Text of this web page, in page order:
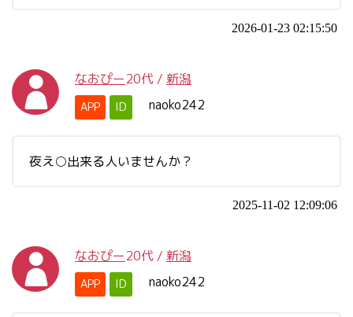
2026-01-23 02:15:50
なおぴー20代 / 新潟
APP ID naoko242
夜え○出来る人いませんか？
2025-11-02 12:09:06
なおぴー20代 / 新潟
APP ID naoko242